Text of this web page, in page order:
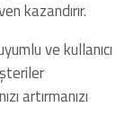
kazandırır.
ve kullanıcı
artırmanızı